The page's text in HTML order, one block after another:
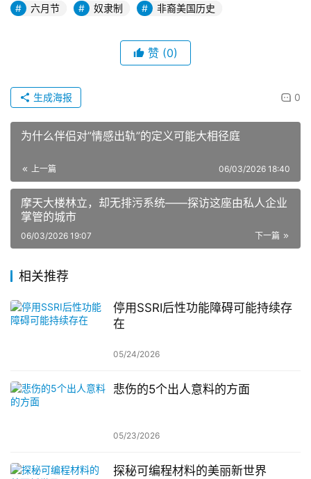
六月节 奴隶制 非裔美国历史
赞 (0)
0
生成海报
为什么伴侣对”情感出轨”的定义可能大相径庭
上一篇 06/03/2026 18:40
摩天大楼林立，却无排污系统——探访这座由私人企业
掌管的城市
下一篇
06/03/2026 19:07
相关推荐
停用SSRI后性功能障碍可能持续存
在
05/24/2026
悲伤的5个出人意料的方面
05/23/2026
探秘可编程材料的美丽新世界